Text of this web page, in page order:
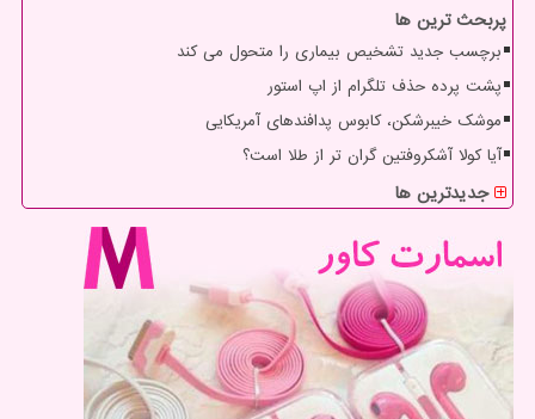
پربحث ترین ها
برچسب جدید تشخیص بیماری را متحول می کند
پشت پرده حذف تلگرام از اپ استور
موشک خیبرشکن، کابوس پدافندهای آمریکایی
آیا کولا آشکروفتین گران تر از طلا است؟
جدیدترین ها